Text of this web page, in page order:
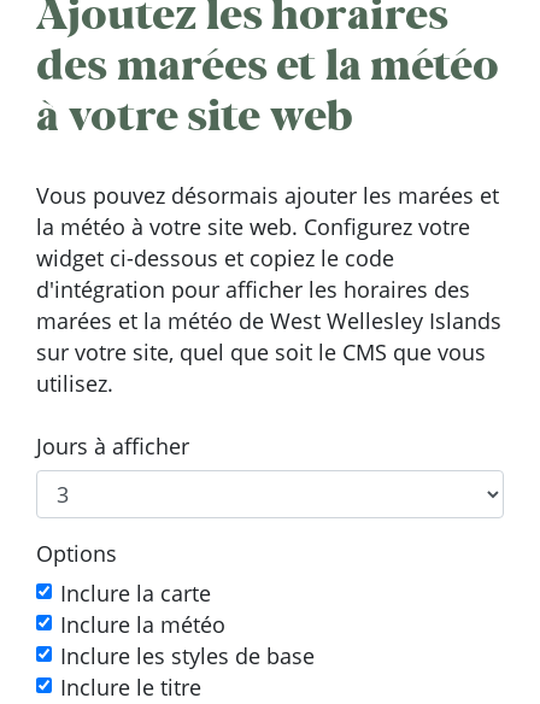
Ajoutez les horaires
des marées et la météo
à votre site web
Vous pouvez désormais ajouter les marées et
la météo à votre site web. Configurez votre
widget ci-dessous et copiez le code
d'intégration pour afficher les horaires des
marées et la météo de West Wellesley Islands
sur votre site, quel que soit le CMS que vous
utilisez.
Jours à afficher
Options
Inclure la carte
Inclure la météo
Inclure les styles de base
Inclure le titre